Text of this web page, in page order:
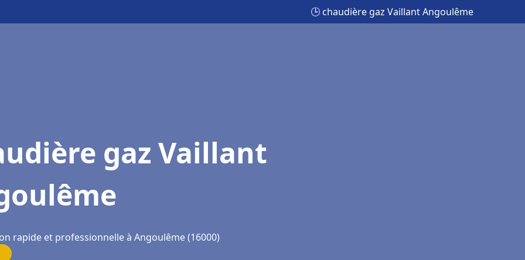
🕒 chaudière gaz Vaillant Angoulême
gaz Vaillant
rapide et professionnelle à Angoulême (16000)